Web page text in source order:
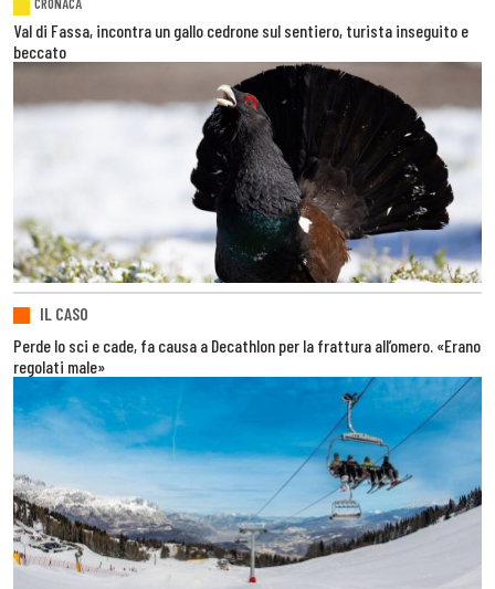
Val di Fassa, incontra un gallo cedrone sul sentiero, turista inseguito e
beccato
IL CASO
Perde lo sci e cade, fa causa a Decathlon per la frattura all’omero. «Erano
regolati male»